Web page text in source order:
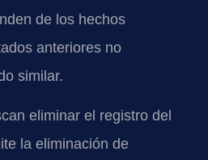
de los hechos
anteriores no
similar.
eliminar el registro del
la eliminación de